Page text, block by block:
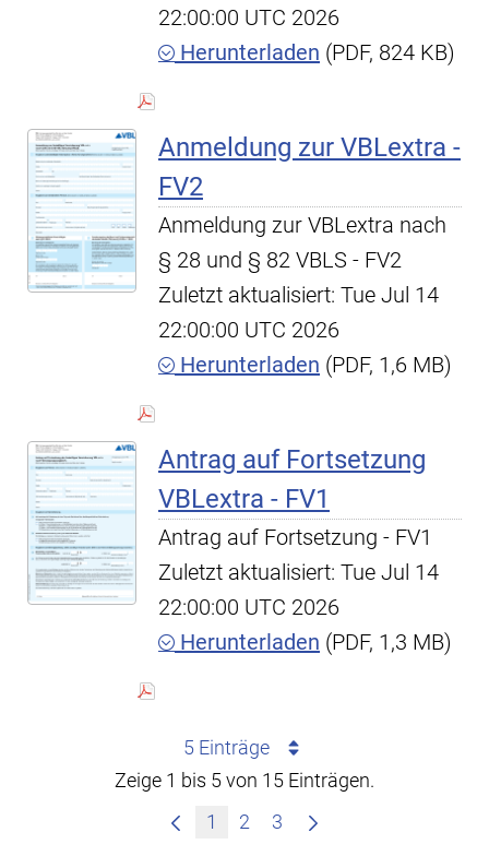
22:00:00 UTC 2026
Herunterladen (PDF, 824 KB)
Anmeldung zur VBLextra -
FV2
Anmeldung zur VBLextra nach
§ 28 und § 82 VBLS - FV2
Zuletzt aktualisiert: Tue Jul 14
22:00:00 UTC 2026
Herunterladen (PDF, 1,6 MB)
Antrag auf Fortsetzung
VBLextra - FV1
Antrag auf Fortsetzung - FV1
Zuletzt aktualisiert: Tue Jul 14
22:00:00 UTC 2026
Herunterladen (PDF, 1,3 MB)
5 Einträge
Zeige 1 bis 5 von 15 Einträgen.
1
2 3